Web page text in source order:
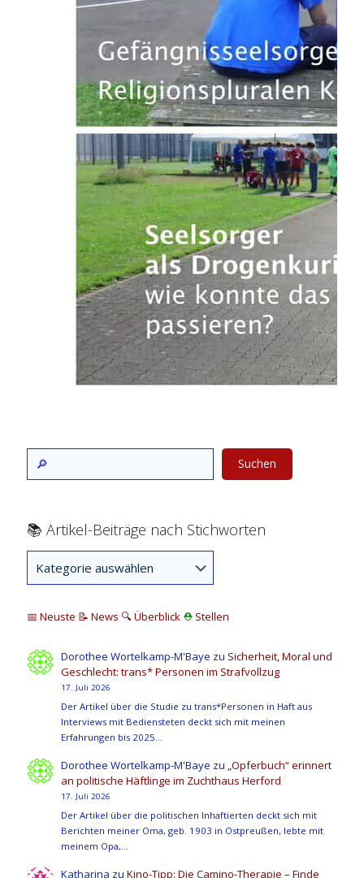
Suchen
📚 Artikel-Beiträge nach Stichworten
📅 Neuste 📝 News 🔍 Überblick ⛑ Stellen
Dorothee Wortelkamp-M'Baye zu Sicherheit, Moral und
Geschlecht: trans* Personen im Strafvollzug
17. Juli 2026
Der Artikel über die Studie zu trans*Personen in Haft aus
Interviews mit Bediensteten deckt sich mit meinen
Erfahrungen bis 2025…
Dorothee Wortelkamp-M'Baye zu „Opferbuch“ erinnert
an politische Häftlinge im Zuchthaus Herford
17. Juli 2026
Der Artikel über die politischen Inhaftierten deckt sich mit
Berichten meiner Oma, geb. 1903 in Ostpreußen, lebte mit
meinem Opa,…
Katharina zuKino-Tipp: Die Camino-Therapie – Finde